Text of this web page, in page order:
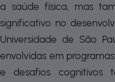
a saúde física, mas
significativo no
Universidade de São
envolvidas em
e desafios cognitivos